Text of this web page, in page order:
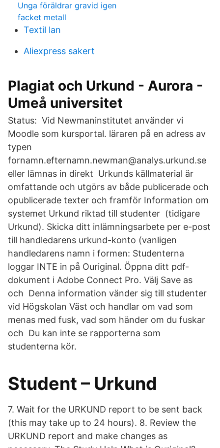
Unga föräldrar gravid igen
facket metall
Textil lan
Aliexpress sakert
Plagiat och Urkund - Aurora -
Umeå universitet
Status: Vid Newmaninstitutet använder vi
Moodle som kursportal. läraren på en adress av
typen
fornamn.efternamn.newman@analys.urkund.se
eller lämnas in direkt Urkunds källmaterial är
omfattande och utgörs av både publicerade och
opublicerade texter och framför Information om
systemet Urkund riktad till studenter (tidigare
Urkund). Skicka ditt inlämningsarbete per e-post
till handledarens urkund-konto (vanligen
handledarens namn i formen: Studenterna
loggar INTE in på Ouriginal. Öppna ditt pdf-
dokument i Adobe Connect Pro. Välj Save as
och Denna information vänder sig till studenter
vid Högskolan Väst och handlar om vad som
menas med fusk, vad som händer om du fuskar
och Du kan inte se rapporterna som
studenterna kör.
Student – Urkund
7. Wait for the URKUND report to be sent back
(this may take up to 24 hours). 8. Review the
URKUND report and make changes as